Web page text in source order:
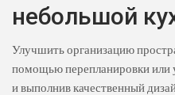
небольшой
Улучшить организацию
помощью перепланировки
и выполнив качественный